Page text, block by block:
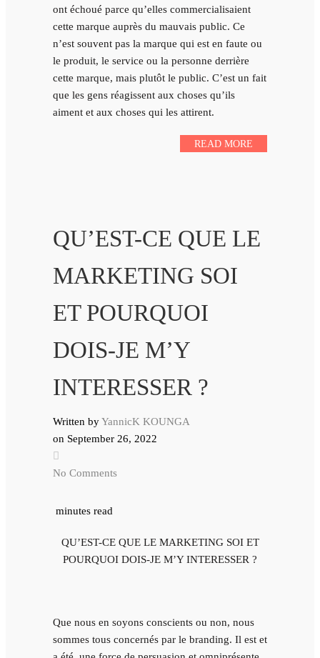
ont échoué parce qu’elles commercialisaient
cette marque auprès du mauvais public. Ce
n’est souvent pas la marque qui est en faute ou
le produit, le service ou la personne derrière
cette marque, mais plutôt le public. C’est un fait
que les gens réagissent aux choses qu’ils
aiment et aux choses qui les attirent.
READ MORE
QU’EST-CE QUE LE
MARKETING SOI
ET POURQUOI
DOIS-JE M’Y
INTERESSER ?
Written byYannicK KOUNGA
on September 26, 2022
No Comments
minutes read
QU’EST-CE QUE LE MARKETING SOI ET
POURQUOI DOIS-JE M’Y INTERESSER ?
Que nous en soyons conscients ou non, nous
sommes tous concernés par le branding. Il est et